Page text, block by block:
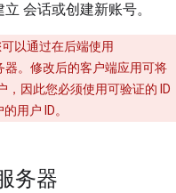
会话或创建新账号。
以通过在后端使用
器。修改后的客户端应用可将
，因此您必须使用可验证的 ID
用户 ID。
务器